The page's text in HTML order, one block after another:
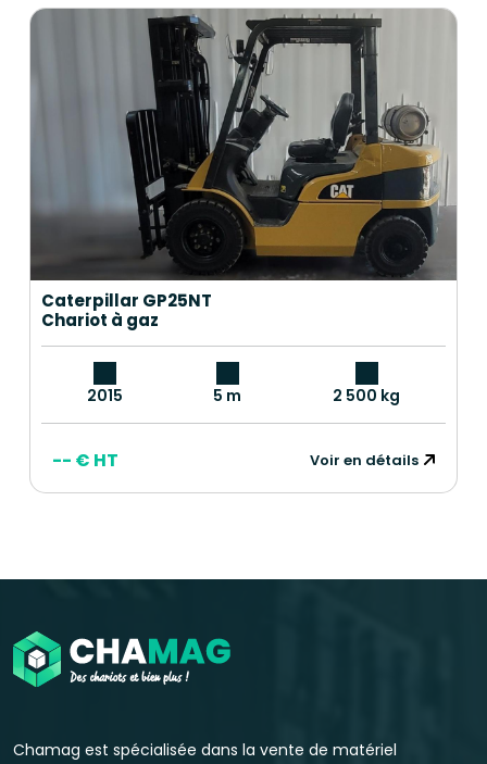
Caterpillar GP25NT
Chariot à gaz
2015 5 m 2 500 kg
-- € HT Voir en détails
Chamag est spécialisée dans la vente de matériel